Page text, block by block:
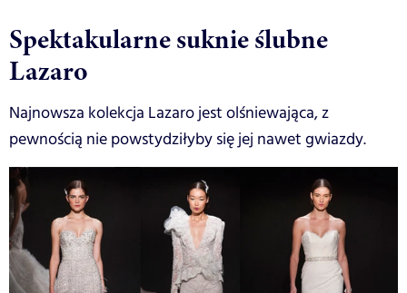
Spektakularne suknie ślubne
Lazaro
Najnowsza kolekcja Lazaro jest olśniewająca, z
pewnością nie powstydziłyby się jej nawet gwiazdy.